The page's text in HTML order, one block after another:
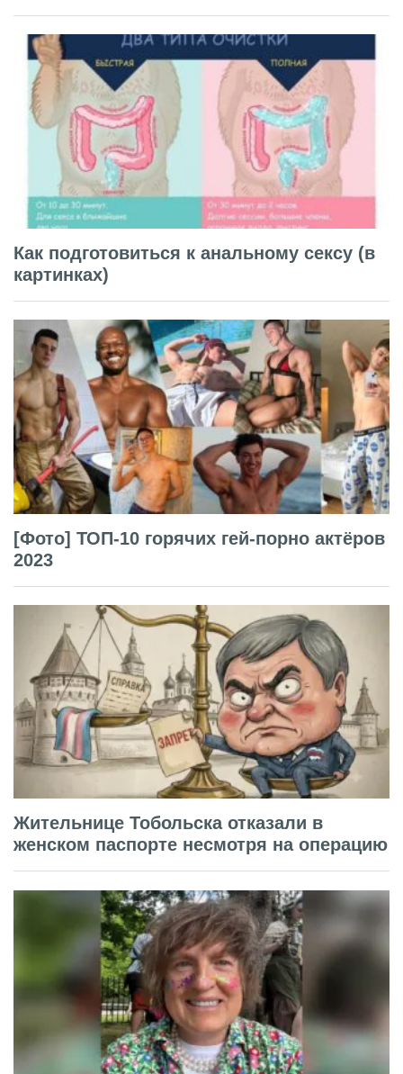
Как подготовиться к анальному сексу (в
картинках)
[Фото] ТОП-10 горячих гей-порно актёров
2023
Жительнице Тобольска отказали в
женском паспорте несмотря на операцию